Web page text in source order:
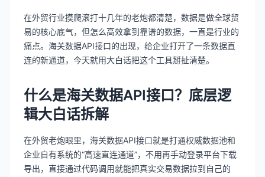
在外贸行业摸爬滚打十几年的老炮都清楚，数据是做全球贸
易的核心底气，但怎么高效拿到靠谱的数据，一直是行业的
痛点。海关数据API接口的出现，给企业打开了一条数据直
连的新通道，今天就用大白话把这个工具掰扯清楚。
什么是海关数据API接口？底层逻
辑大白话拆解
在外贸老炮眼里，海关数据API接口就是打通权威数据池和
企业自有系统的“高速直连通道”，不用再手动登录平台下载
导出，直接通过代码调用就能把真实交易数据拉到自己的